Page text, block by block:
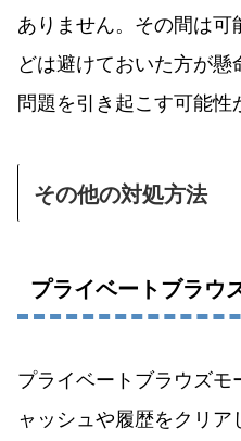
ありません。その間は
どは避けておいた方が
問題を引き起こす可能性
その他の対処方法
プライベートブラウ
プライベートブラウズ
ャッシュや履歴をクリ